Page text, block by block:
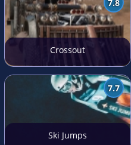
7.8
Crossout
7.7
Ski Jumps